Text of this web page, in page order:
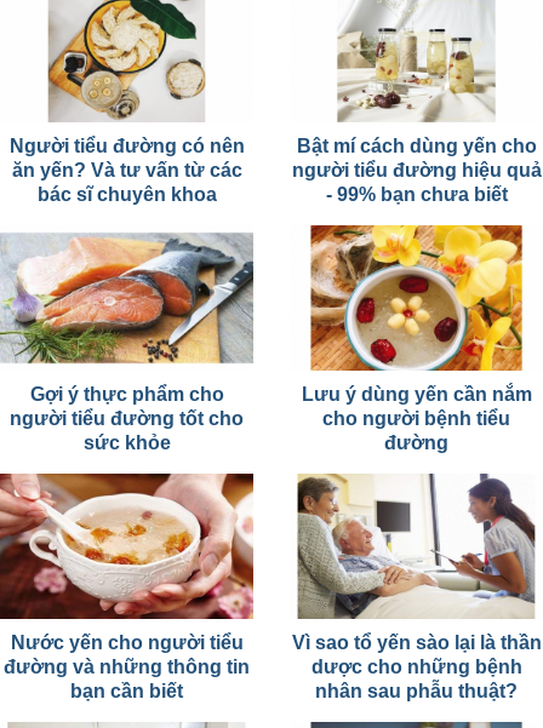
Người tiểu đường có nên
ăn yến? Và tư vấn từ các
bác sĩ chuyên khoa
Bật mí cách dùng yến cho
người tiểu đường hiệu quả
- 99% bạn chưa biết
Gợi ý thực phẩm cho
người tiểu đường tốt cho
sức khỏe
Lưu ý dùng yến cần nắm
cho người bệnh tiểu
đường
Nước yến cho người tiểu
đường và những thông tin
bạn cần biết
Vì sao tổ yến sào lại là thần
dược cho những bệnh
nhân sau phẫu thuật?